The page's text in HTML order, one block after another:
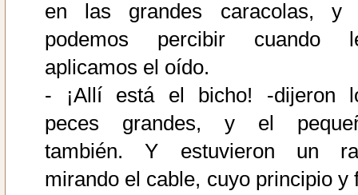
en las grandes caracolas, y
podemos percibir cuando
aplicamos el oído.
- ¡Allí está el bicho! -dijeron
peces grandes, y el
también. Y estuvieron un
mirando el cable, cuyo principio y